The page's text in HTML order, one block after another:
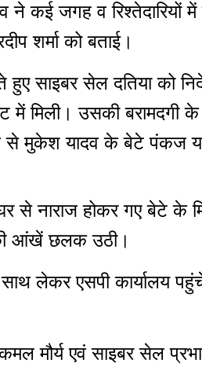
ने कई जगह व
शर्मा को बताई।
हुए साइबर सेल दतिया को
मिली। उसकी बरामदगी के
से मुकेश यादव के बेटे पंकज
से नाराज होकर गए बेटे के
आंखें छलक उठी।
लेकर एसपी कार्यालय
मौर्य एवं साइबर सेल